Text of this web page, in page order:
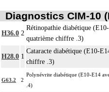
Diagnostics CIM-10
H36.0 2
Rétinopathie diabétique
quatrième chiffre .3)
H28.0 1
Cataracte diabétique (E10-
chiffre .3)
G63.2 2
Polynévrite diabétique (E10-E14
.4)